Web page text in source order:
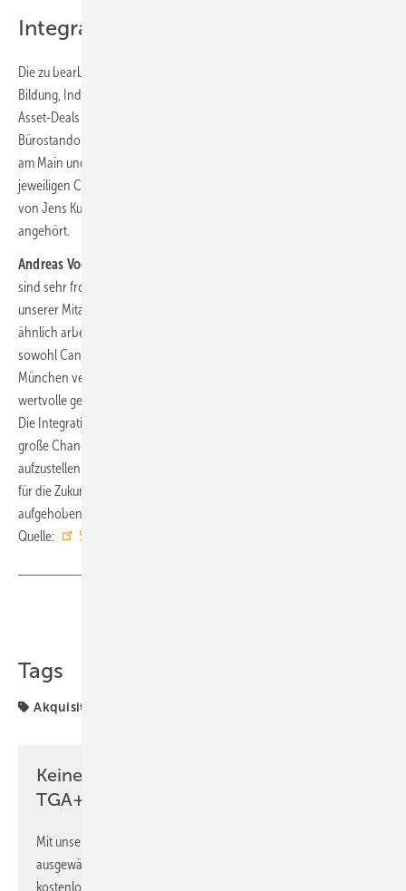
Integration von Mitarbeitenden
Die zu bearbeitenden Nutzungsarten wie Büro, Handel, Sport und
Bildung, Industrie und Wohnen sind nahezu identisch. Im Zuge eines
Asset-Deals werden alle Mitarbeitenden, laufende Projekte und der
Bürostandort Kassel übernommen. Die Mitarbeitenden aus Frankfurt
am Main und München wechseln an ihre neuen Arbeitsplätze in den
jeweiligen Canzler-Büros. Die Integration von enco wird federführend
von Jens Kuhnert geleitet, der seit April der Geschäftsleitung
angehört.
Andreas Vogt, ehemaliger enco-Geschäftsführer,
sind sehr froh, dass wir mit Canzler ein Unternehmen zur Übernahme
unserer Mitarbeitenden und Projekte gefunden haben, das nicht nur
ähnlich arbeitet wie wir, sondern auch die gleichen Werte teilt. Da
sowohl Canzler als auch wir mit Büros in Frankfurt am Main und
München vertreten sind, sehen wir in der Zusammenarbeit eine
wertvolle gegenseitige Stärkung unserer Teams an diesen Standorten.
Die Integration in die Socotec Deutschland Gruppe bietet zudem eine
große Chance, uns mit unserer langjährigen Expertise breiter
aufzustellen und weiterzuentwickeln. Mit dieser Perspektive sind wir
für die Zukunft hervorragend gerüstet und unsere Mitarbeitenden gut
aufgehoben.“ ■
Quelle:
Socotec Deutschland
Tags
Akquisitionen
Keine Zeit? Kein Problem mit dem
TGA+E Newsletter!
Mit unserem Newsletter erhalten Sie regelmäßig von uns
ausgewählte Informationen und Neuigkeiten, gebündelt und
kostenlos direkt ins Postfach.